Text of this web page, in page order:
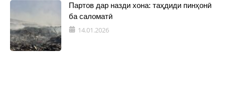
Партов дар назди хона: таҳдиди пинҳонӣ
ба саломатӣ
14.01.2026